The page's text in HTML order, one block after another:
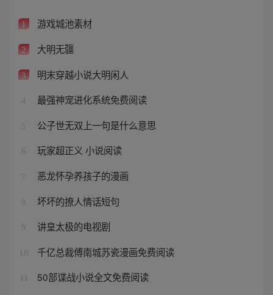
1 游戏城池素材
2 大明无疆
3 明末穿越小说大明闲人
4 最强神宠进化系统免费阅读
5 公子世无双上一句是什么意思
6 玩家超正义 小说阅读
7 恶龙怀孕养孩子的漫画
8 坏坏的撩人情话短句
9 讲皇太极的电视剧
10 千亿总裁傅南城苏瓷漫画免费阅读
50部谍战小说全文免费阅读